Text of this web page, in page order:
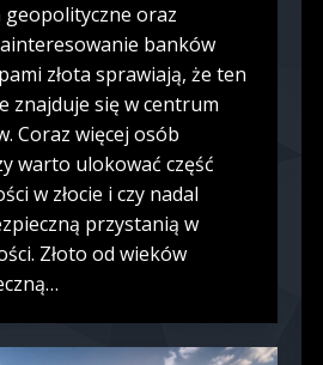
geopolityczne oraz
banków
złota sprawiają, że ten
znajduje się w centrum
Coraz więcej osób
warto ulokować część
w złocie i czy nadal
przystanią w
Złoto od wieków